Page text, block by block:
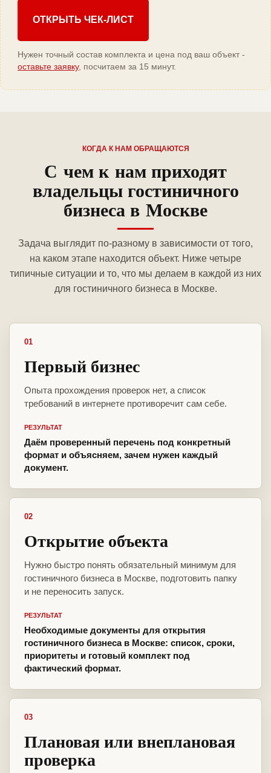
ОТКРЫТЬ ЧЕК-ЛИСТ
Нужен точный состав комплекта и цена под ваш объект -
оставьте заявку, посчитаем за 15 минут.
КОГДА К НАМ ОБРАЩАЮТСЯ
С чем к нам приходят
владельцы гостиничного
бизнеса в Москве
Задача выглядит по-разному в зависимости от того,
на каком этапе находится объект. Ниже четыре
типичные ситуации и то, что мы делаем в каждой из них
для гостиничного бизнеса в Москве.
01
Первый бизнес
Опыта прохождения проверок нет, а список
требований в интернете противоречит сам себе.
РЕЗУЛЬТАТ
Даём проверенный перечень под конкретный
формат и объясняем, зачем нужен каждый
документ.
02
Открытие объекта
Нужно быстро понять обязательный минимум для
гостиничного бизнеса в Москве, подготовить папку
и не переносить запуск.
РЕЗУЛЬТАТ
Необходимые документы для открытия
гостиничного бизнеса в Москве: список, сроки,
приоритеты и готовый комплект под
фактический формат.
03
Плановая или внеплановая
проверка